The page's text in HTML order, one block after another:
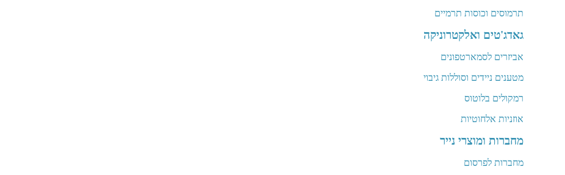
תרמוסים וכוסות תרמיים
גאדג'טים ואלקטרוניקה
אביזרים לסמארטפונים
מטענים ניידים וסוללות גיבוי
רמקולים בלוטוס
אוזניות אלחוטיות
מחברות ומוצרי נייר
מחברות לפרסום